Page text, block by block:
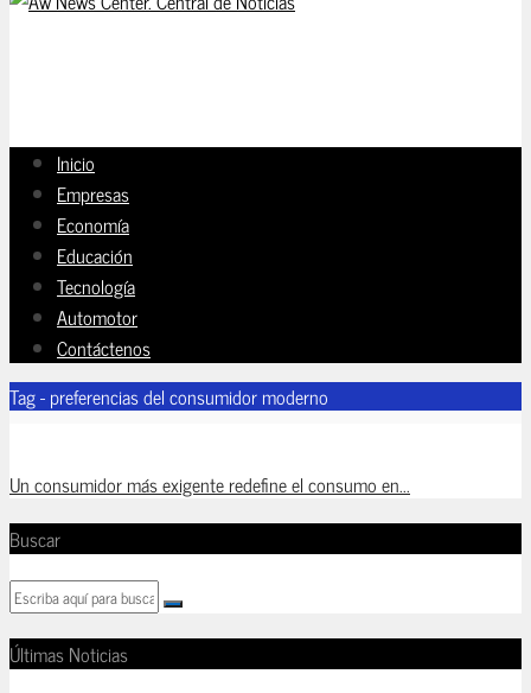
Inicio
Empresas
Economía
Educación
Tecnología
Automotor
Contáctenos
Tag - preferencias del consumidor moderno
Un consumidor más exigente redefine el consumo en...
Buscar
Últimas Noticias